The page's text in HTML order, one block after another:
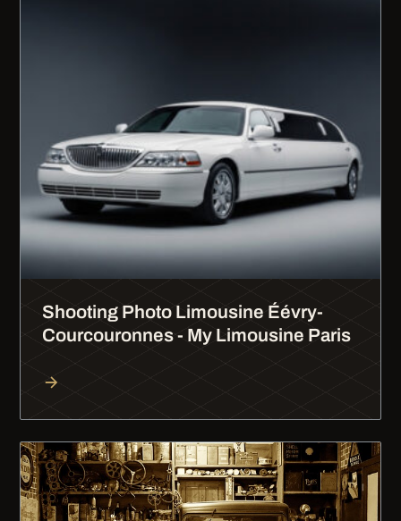
Shooting Photo Limousine Éévry-
Courcouronnes - My Limousine Paris